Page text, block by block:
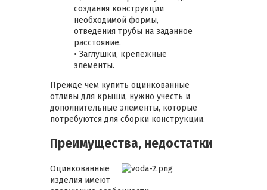
создания конструкции
необходимой формы,
отведения трубы на заданное
расстояние.
• Заглушки, крепежные
элементы.
Прежде чем купить оцинкованные
отливы для крыши, нужно учесть и
дополнительные элементы, которые
потребуются для сборки конструкции.
Преимущества, недостатки
Оцинкованные
изделия имеют